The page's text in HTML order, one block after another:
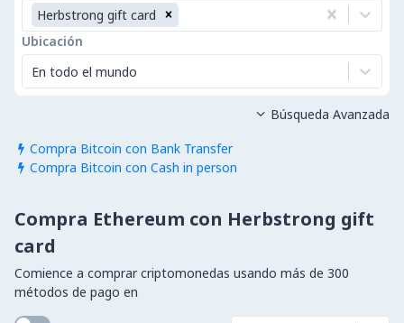
Herbstrong gift card
Ubicación
En todo el mundo
 Compra Bitcoin con Bank Transfer
 Compra Bitcoin con Cash in person
 Búsqueda Avanzada
Compra Ethereum con Herbstrong gift
card
Comience a comprar criptomonedas usando más de 300
métodos de pago en